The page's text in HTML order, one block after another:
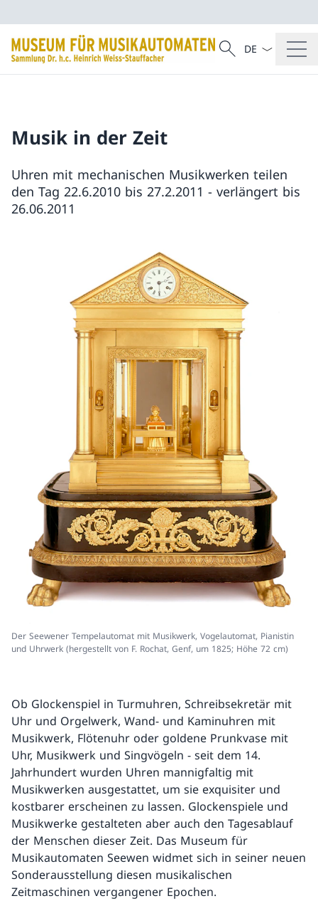
Suche
Suche
Sprach
Musik in der Zeit
Uhren mit mechanischen Musikwerken teilen
den Tag 22.6.2010 bis 27.2.2011 - verlängert bis
26.06.2011
Der Seewener Tempelautomat mit Musikwerk, Vogelautomat, Pianistin
und Uhrwerk (hergestellt von F. Rochat, Genf, um 1825; Höhe 72 cm)
Ob Glockenspiel in Turmuhren, Schreibsekretär mit
Uhr und Orgelwerk, Wand- und Kaminuhren mit
Musikwerk, Flötenuhr oder goldene Prunkvase mit
Uhr, Musikwerk und Singvögeln - seit dem 14.
Jahrhundert wurden Uhren mannigfaltig mit
Musikwerken ausgestattet, um sie exquisiter und
kostbarer erscheinen zu lassen. Glockenspiele und
Musikwerke gestalteten aber auch den Tagesablauf
der Menschen dieser Zeit. Das Museum für
Musikautomaten Seewen widmet sich in seiner neuen
Sonderausstellung diesen musikalischen
Zeitmaschinen vergangener Epochen.